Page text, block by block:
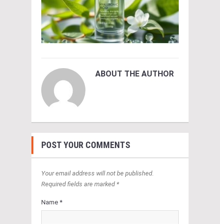
ABOUT THE AUTHOR
POST YOUR COMMENTS
Your email address will not be published.
Required fields are marked *
Name *